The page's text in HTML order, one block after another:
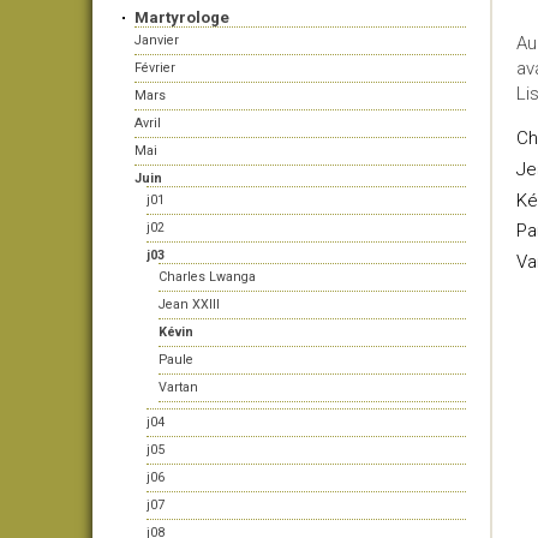
Martyrologe
Janvier
Février
Mars
Avril
Mai
Juin
j01
j02
j03
Charles Lwanga
Jean XXIII
Kévin
Paule
Vartan
j04
j05
j06
j07
j08